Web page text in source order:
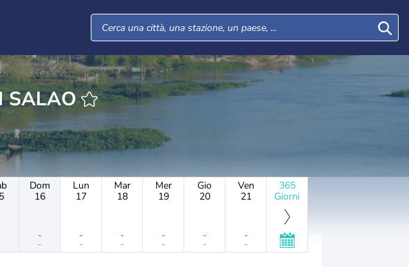
SALAO
Dom
16
-
-
Lun
17
-
-
Mar
18
-
-
Mer
19
-
-
Gio
20
-
-
Ven
21
-
-
365
Giorni